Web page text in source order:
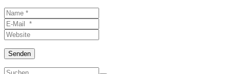
Name
*E-
Mail
*
Website
Senden